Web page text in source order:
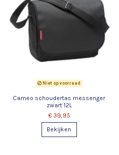
Niet op voorraad
Cameo schoudertas messenger
zwart 12L
€ 39,95
Bekijken